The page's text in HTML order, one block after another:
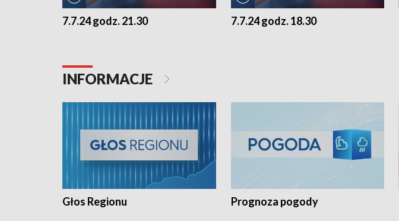
7.7.24 godz. 21.30 7.7.24 godz. 18.30
INFORMACJE
Głos Regionu Prognoza pogody